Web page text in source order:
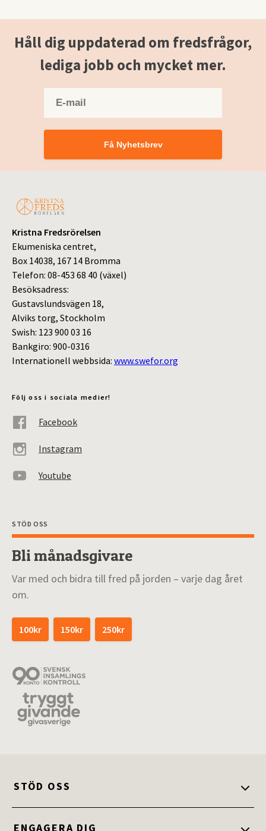
Håll dig uppdaterad om fredsfrågor,
lediga jobb och mycket mer.
Få Nyhetsbrev
Kristna Fredsrörelsen
Ekumeniska centret,
Box 14038, 167 14 Bromma
Telefon: 08-453 68 40 (växel)
Besöksadress:
Gustavslundsvägen 18,
Alviks torg, Stockholm
Swish: 123 900 03 16
Bankgiro: 900-0316
Internationell webbsida: www.swefor.org
Följ oss i sociala medier!
Facebook
Instagram
Youtube
STÖD OSS
Bli månadsgivare
Var med och bidra till fred på jorden – varje dag året
om.
100kr 150kr 250kr
STÖD OSS
ENGAGERA DIG